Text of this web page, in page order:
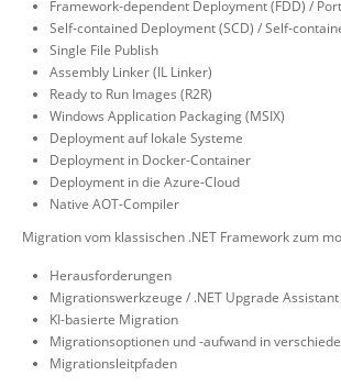
Framework-dependent Deployment (FDD) /
Self-contained Deployment (SCD) / Self-
Single File Publish
Assembly Linker (IL Linker)
Ready to Run Images (R2R)
Windows Application Packaging (MSIX)
Deployment auf lokale Systeme
Deployment in Docker-Container
Deployment in die Azure-Cloud
Native AOT-Compiler
Migration vom klassischen .NET Framework zum
Herausforderungen
Migrationswerkzeuge / .NET Upgrade Assistant
KI-basierte Migration
Migrationsoptionen und -aufwand in
Migrationsleitpfaden